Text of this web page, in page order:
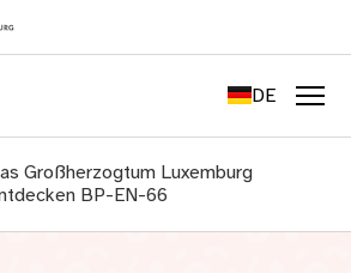
DE
LU
Großherzogtum Luxemburg
BP-EN-66